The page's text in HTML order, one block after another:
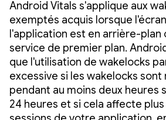
Android Vitals s'applique aux
exemptés acquis lorsque
l'application est en arrière-plan
service de premier plan.
que l'utilisation de wakelocks
excessive si les wakelocks sont
pendant au moins deux heures
24 heures et si cela affecte plus